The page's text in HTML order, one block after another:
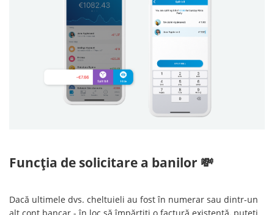
Funcția de solicitare a banilor 💸
Dacă ultimele dvs. cheltuieli au fost în numerar sau dintr-un